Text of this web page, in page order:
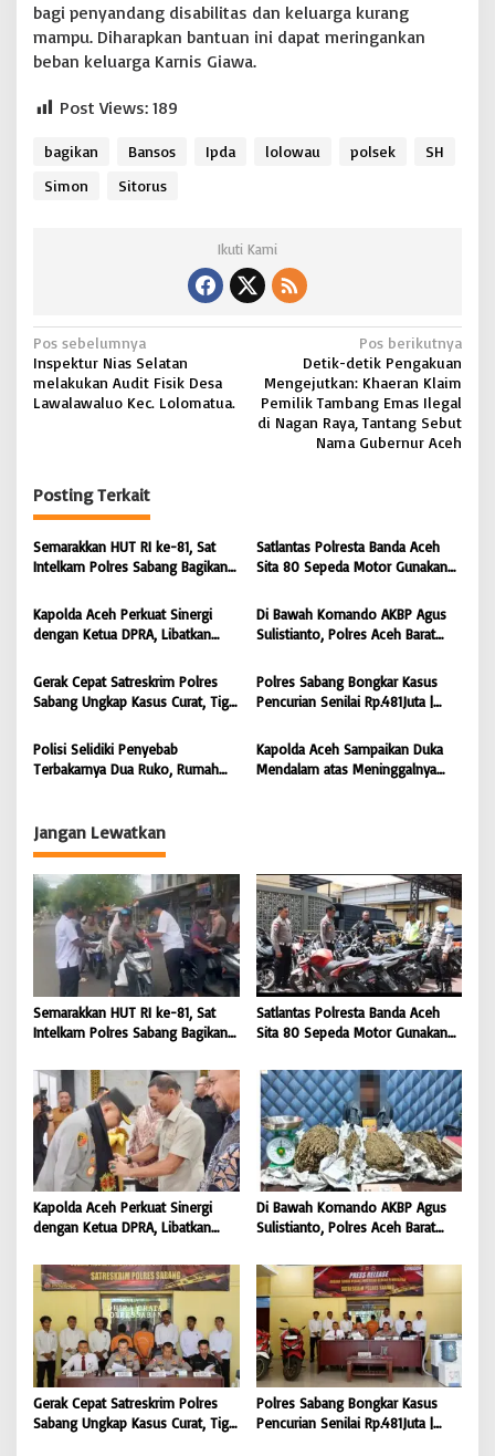
bagi penyandang disabilitas dan keluarga kurang
mampu. Diharapkan bantuan ini dapat meringankan
beban keluarga Karnis Giawa.
Post Views: 189
bagikan Bansos Ipda lolowau polsek
SH
Simon
Sitorus
Ikuti Kami
N
a
v
a
s
i
o
Pos sebelumnya
Inspektur Nias Selatan
melakukan Audit Fisik Desa
Lawalawaluo Kec. Lolomatua.
Pos berikutnya
Detik-detik Pengakuan
Mengejutkan: Khaeran Klaim
Pemilik Tambang Emas Ilegal
di Nagan Raya, Tantang Sebut
Nama Gubernur Aceh
Posting Terkait
Semarakkan HUT RI ke-81, Sat
Intelkam Polres Sabang Bagikan
Masyarakat |
BONGKAR’Perkara.com
Satlantas Polresta Banda Aceh
Sita 80 Sepeda Motor Gunakan
BONGKAR’Perkara.com
Kapolda Aceh Perkuat Sinergi
dengan Ketua DPRA, Libatkan
Kamtibmas dan Dukung
Pembangunan Aceh |
BONGKAR’Perkara.com
Di Bawah Komando AKBP Agus
Sulistianto, Polres Aceh Barat
Kilogram Ganja Avatar photo |
BONGKAR ‘Perkara.com
Gerak Cepat Satreskrim Polres
Sabang Ungkap Kasus Curat, Tiga
‘Perkara.com
Polres Sabang Bongkar Kasus
Pencurian Senilai Rp.481Juta |
Polisi Selidiki Penyebab
Terbakarnya Dua Ruko, Rumah
BONGKAR’Perkara.com
Kapolda Aceh Sampaikan Duka
Mendalam atas Meninggalnya
Jangan Lewatkan
Semarakkan HUT RI ke-81, Sat
Intelkam Polres Sabang Bagikan
Masyarakat |
BONGKAR’Perkara.com
Satlantas Polresta Banda Aceh
Sita 80 Sepeda Motor Gunakan
BONGKAR’Perkara.com
Kapolda Aceh Perkuat Sinergi
dengan Ketua DPRA, Libatkan
Kamtibmas dan Dukung
Pembangunan Aceh |
BONGKAR’Perkara.com
Di Bawah Komando AKBP Agus
Sulistianto, Polres Aceh Barat
Kilogram Ganja Avatar photo |
BONGKAR ‘Perkara.com
Gerak Cepat Satreskrim Polres
Sabang Ungkap Kasus Curat, Tiga
Polres Sabang Bongkar Kasus
Pencurian Senilai Rp.481Juta |